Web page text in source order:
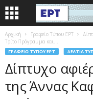
Αρχική Γραφείο Τύπου ΕΡΤ
Τρίτο Πρόγραμμα και...
ΓΡΑΦΕΊΟ ΤΎΠΟΥ ΕΡΤ ΔΕΛΤΊΑ
Δίπτυχο
της Άννας